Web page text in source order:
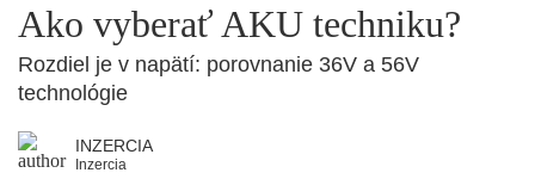
Ako vyberať AKU techniku?
Rozdiel je v napätí: porovnanie 36V a 56V
technológie
INZERCIA
Inzercia